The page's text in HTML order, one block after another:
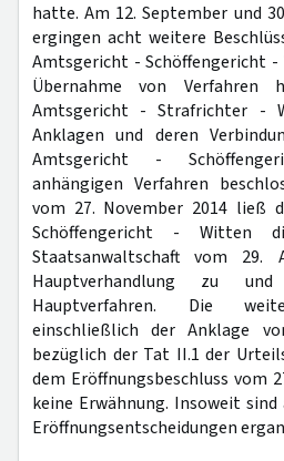
hatte. Am 12. September und
ergingen acht weitere
Amtsgericht - Schöffengericht
Übernahme von Verfahren
Amtsgericht - Strafrichter -
Anklagen und deren
Amtsgericht -
anhängigen Verfahren
vom 27. November 2014 ließ
Schöffengericht - Witten
Staatsanwaltschaft vom 29.
Hauptverhandlung zu
Hauptverfahren. Die
einschließlich der Anklage
bezüglich der Tat II.1 der
dem Eröffnungsbeschluss vom
keine Erwähnung. Insoweit
Eröffnungsentscheidungen